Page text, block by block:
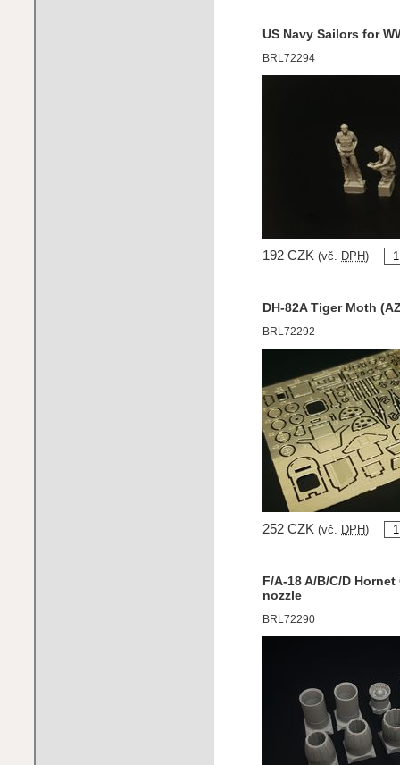
US Navy Sailors for
BRL72294
192 CZK (vč. DPH )
DH-82A Tiger Moth
BRL72292
252 CZK (vč. DPH )
F/A-18 A/B/C/D
nozzle
BRL72290